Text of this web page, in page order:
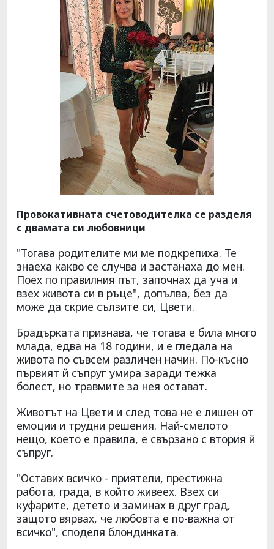
Провокативната счетоводителка се разделя
с двамата си любовници
"Тогава родителите ми ме подкрепиха. Те
знаеха какво се случва и застанаха до мен.
Поех по правилния път, започнах да уча и
взех живота си в ръце", допълва, без да
може да скрие сълзите си, Цвети.
Брадърката признава, че тогава е била много
млада, едва на 18 години, и е гледала на
живота по съвсем различен начин. По-късно
първият й съпруг умира заради тежка
болест, но травмите за нея остават.
Животът на Цвети и след това не е лишен от
емоции и трудни решения. Най-смелото
нещо, което е правила, е свързано с втория й
съпруг.
"Оставих всичко - приятели, престижна
работа, града, в който живеех. Взех си
куфарите, детето и заминах в друг град,
защото вярвах, че любовта е по-важна от
всичко", споделя блондинката.